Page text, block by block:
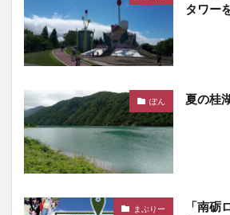
タワー
ぽん 夏の桂
まぶりー
「南砺